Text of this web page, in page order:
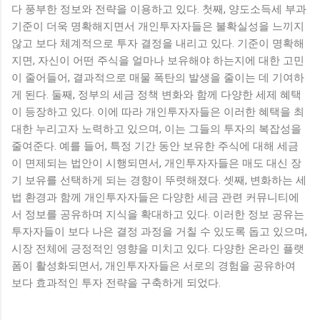
다 풍부한 정보와 전략을 이용하고 있다. 첫째, 양도소득세 부과
기준이 더욱 명확해지면서 개인투자자들은 불확실성을 느끼지
않고 보다 체계적으로 투자 결정을 내리고 있다. 기준이 명확해
지면, 자신이 어떤 주식을 얼마나 보유해야 하는지에 대한 고민
이 줄어들어, 결과적으로 매물 폭탄의 발생을 줄이는 데 기여하
게 된다. 둘째, 정부의 세금 정책 변화와 함께 다양한 세제 혜택
이 등장하고 있다. 이에 따라 개인투자자들은 이러한 혜택을 최
대한 누리고자 노력하고 있으며, 이는 그들의 투자의 복잡성을
줄여준다. 예를 들어, 특정 기간 동안 보유한 주식에 대해 세금
이 면제되는 법안이 시행되면서, 개인투자자들은 매도 대신 장
기 보유를 선택하게 되는 경향이 뚜렷해졌다. 셋째, 변화하는 세
법 환경과 함께 개인투자자들은 다양한 세금 관련 커뮤니티에
서 정보를 공유하며 지식을 확대하고 있다. 이러한 정보 공유는
투자자들이 보다 나은 결정 과정을 거칠 수 있도록 돕고 있으며,
시장 전체에 긍정적인 영향을 미치고 있다. 다양한 온라인 플랫
폼이 활성화되면서, 개인투자자들은 서로의 경험을 공유하여
보다 효과적인 투자 전략을 구축하게 되었다.